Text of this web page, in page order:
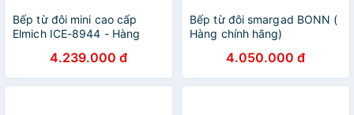
Bếp từ đôi mini cao cấp
Elmich ICE-8944 - Hàng
4.239.000 đ
Bếp từ đôi smargad BONN (
Hàng chính hãng)
4.050.000 đ